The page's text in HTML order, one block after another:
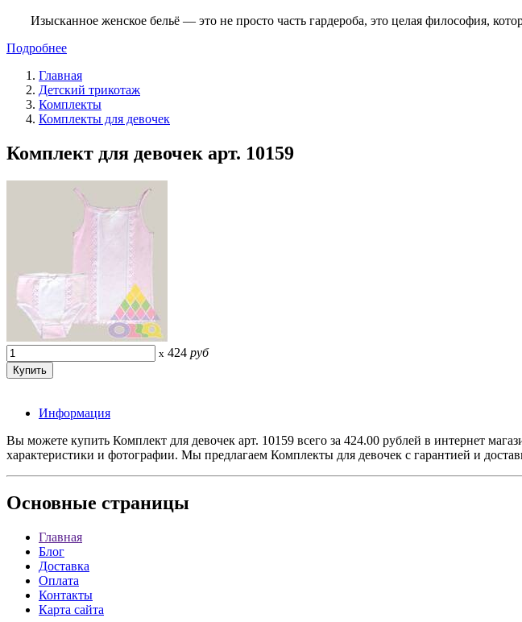
Изысканное женское бельё — это не просто часть гардероба, это целая философия,
Подробнее
Главная
Детский трикотаж
Комплекты
Комплекты для девочек
Комплект для девочек арт. 10159
x 424 руб
Информация
Вы можете купить Комплект для девочек арт. 10159 всего за 424.00 рублей в интернет
характеристики и фотографии. Мы предлагаем Комплекты для девочек с гарантией и
Основные страницы
Главная
Блог
Доставка
Оплата
Контакты
Карта сайта